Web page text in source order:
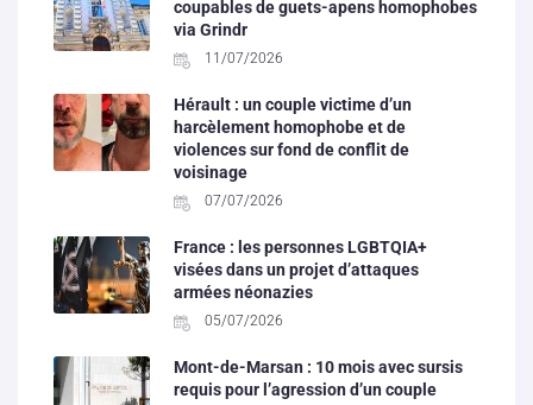
coupables de guets-apens homophobes
via Grindr
11/07/2026
Hérault : un couple victime d’un
harcèlement homophobe et de
violences sur fond de conflit de
voisinage
07/07/2026
France : les personnes LGBTQIA+
visées dans un projet d’attaques
armées néonazies
05/07/2026
Mont-de-Marsan : 10 mois avec sursis
requis pour l’agression d’un couple